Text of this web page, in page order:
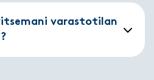
varastotilan